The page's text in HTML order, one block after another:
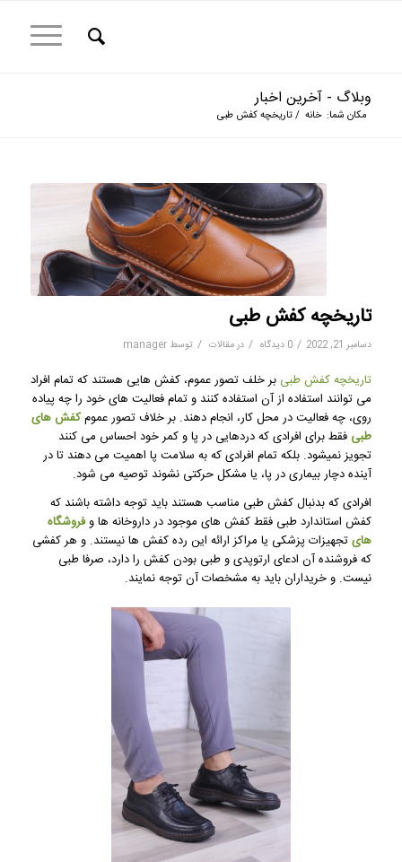
وبلاگ - آخرین اخبار
مکان شما: خانه /تاریخچه کفش طبی
تاریخچه کفش طبی
دسامبر 21, 2022 / 0 دیدگاه / درمقالات / توسط manager
تاریخچه کفش طبی بر خلف تصور عموم، کفش هایی هستند که تمام افراد
می توانند استفاده از آن استفاده کنند و تمام فعالیت های خود را چه پیاده
روی، چه فعالیت در محل کار، انجام دهند. بر خلاف تصور عمومکفش های
طبی فقط برای افرادی که دردهایی در پا و کمر خود احساس می کنند
تجویز نمیشود. بلکه تمام افرادی که به سلامت پا اهمیت می دهند تا در
آینده دچار بیماری در پا، یا مشکل حرکتی نشوند توصیه می شود.
افرادی که بدنبال کفش طبی مناسب هستند باید توجه داشته باشند که
کفش استاندارد طبی فقط کفش های موجود در داروخانه ها وفروشگاه
هایتجهیزات پزشکی یا مراکز ارائه این رده کفش ها نیستند. و هر کفشی
که فروشنده آن ادعای ارتوپدی و طبی بودن کفش را دارد، صرفا طبی
نیست. و خریداران باید به مشخصات آن توجه نمایند.